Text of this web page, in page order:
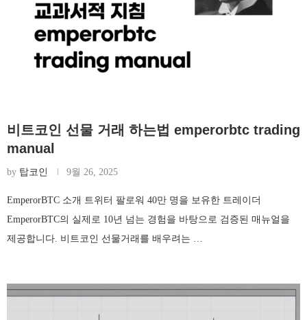
비트코인 선물 거래 하는법 emperorbtc trading
manual
by 탑코인 9월 26, 2025
EmperorBTC 소개 트위터 팔로워 40만 명을 보유한 트레이더
EmperorBTC의 실제로 10년 넘는 경험을 바탕으로 검증된 매뉴얼을
제공합니다. 비트코인 선물거래를 배우려는 …